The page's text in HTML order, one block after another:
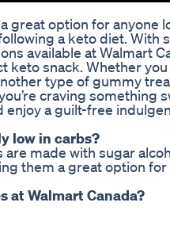
great option for anyone
a keto diet. With
available at Walmart
keto snack. Whether
type of gummy
craving something
enjoy a guilt-free
low in carbs?
are made with sugar
them a great option for
at Walmart Canada?